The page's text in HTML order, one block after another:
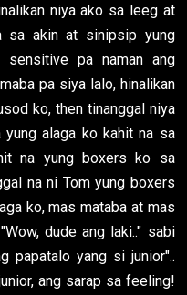
niya ako sa leeg at
sa akin at sinipsip yung
sensitive pa naman ang
pa siya lalo, hinalikan
ko, then tinanggal niya
alaga ko kahit na sa
na yung boxers ko sa
na ni Tom yung boxers
ko, mas mataba at mas
dude ang laki.." sabi
papatalo yang si junior"..
ang sarap sa feeling!